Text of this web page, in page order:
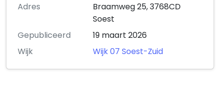
Adres
Braamweg 25, 3768CD
Soest
Gepubliceerd
19 maart 2026
Wijk
Wijk 07 Soest-Zuid